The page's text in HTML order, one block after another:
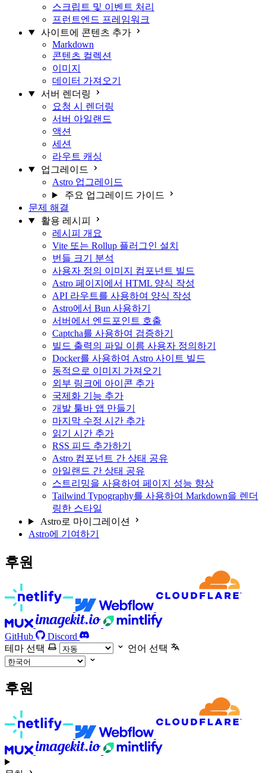
스크립트 및 이벤트 처리
프런트엔드 프레임워크
사이트에 콘텐츠 추가
Markdown
콘텐츠 컬렉션
이미지
데이터 가져오기
서버 렌더링
요청 시 렌더링
서버 아일랜드
액션
세션
라우트 캐싱
업그레이드
Astro 업그레이드
주요 업그레이드 가이드
문제 해결
활용 레시피
레시피 개요
Vite 또는 Rollup 플러그인 설치
번들 크기 분석
사용자 정의 이미지 컴포넌트 빌드
Astro 페이지에서 HTML 양식 작성
API 라우트를 사용하여 양식 작성
Astro에서 Bun 사용하기
서버에서 엔드포인트 호출
Captcha를 사용하여 검증하기
빌드 출력의 파일 이름 사용자 정의하기
Docker를 사용하여 Astro 사이트 빌드
동적으로 이미지 가져오기
외부 링크에 아이콘 추가
국제화 기능 추가
개발 툴바 앱 만들기
마지막 수정 시간 추가
읽기 시간 추가
RSS 피드 추가하기
Astro 컴포넌트 간 상태 공유
아일랜드 간 상태 공유
스트리밍을 사용하여 페이지 성능 향상
Tailwind Typography를 사용하여 Markdown을 렌더
링한 스타일
Astro로 마이그레이션
Astro에 기여하기
후원
GitHub
Discord
테마 선택
언어 선택
후원